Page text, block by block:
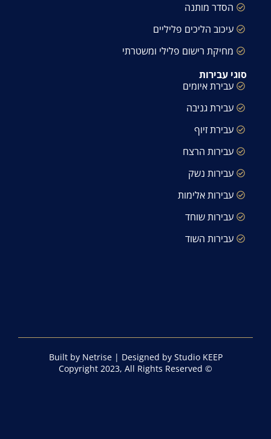
הסדר מותנה
עיכוב הליכים פליליים
מחיקת רישום פלילי ומשטרתי
סוגי עבירות
עבירת איומים
עבירת גניבה
עבירת זיוף
עבירות הרצח
עבירות נשק
עבירות אלימות
עבירות שוחד
עבירות השוד
© Copyright 2023, All Rights Reserved
Built by Netrise| Designed by Studio KEEP